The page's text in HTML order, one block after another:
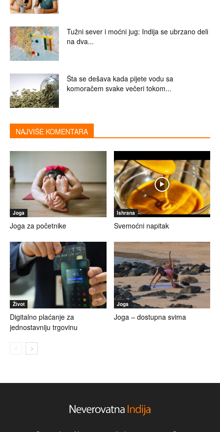
Tužni sever i moćni jug: Indija se ubrzano deli
na dva...
Šta se dešava kada pijete vodu sa
komoračem svake večeri tokom...
NAJVIŠE KOMENTARA
Joga
Joga za početnike
Ishrana
Svemoćni napitak
Život
Digitalno plaćanje za
jednostavniju trgovinu
Joga
Joga – dostupna svima